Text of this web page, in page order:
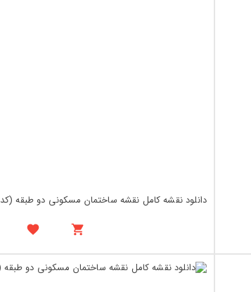
دانلود نقشه کامل نقشه ساختمان مسکونی دو طبقه (کد1806)